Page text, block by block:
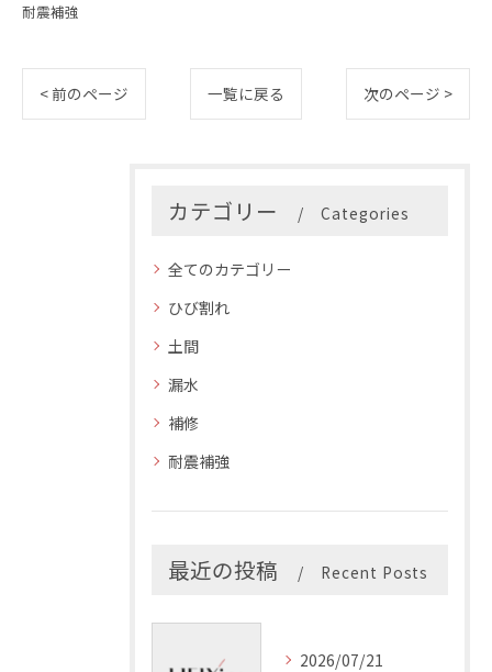
耐震補強
< 前のページ 一覧に戻る 次のページ >
カテゴリー Categories
全てのカテゴリー
ひび割れ
土間
漏水
補修
耐震補強
最近の投稿 Recent Posts
2026/07/21